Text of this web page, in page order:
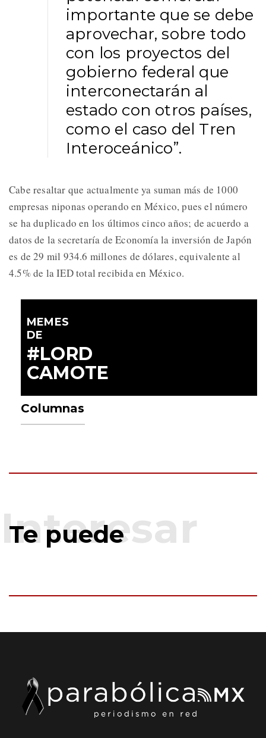
importante que se debe
aprovechar, sobre todo
con los proyectos del
gobierno federal que
interconectarán al
estado con otros países,
como el caso del Tren
Interoceánico”.
Cabe resaltar que actualmente ya suman más de 1000
empresas niponas operando en México, pues el número
se ha duplicado en los últimos cinco años; de acuerdo a
datos de la secretaría de Economía la inversión de Japón
es de 29 mil 934.6 millones de dólares, equivalente al
4.5% de la IED total recibida en México.
MEMES
DE
#LORD
CAMOTE
Columnas
Te puede